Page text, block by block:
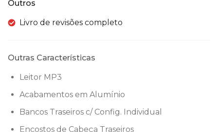
Outros
Livro de revisões completo
Outras Características
Leitor MP3
Acabamentos em Alumínio
Bancos Traseiros c/ Config. Individual
Encostos de Cabeça Traseiros